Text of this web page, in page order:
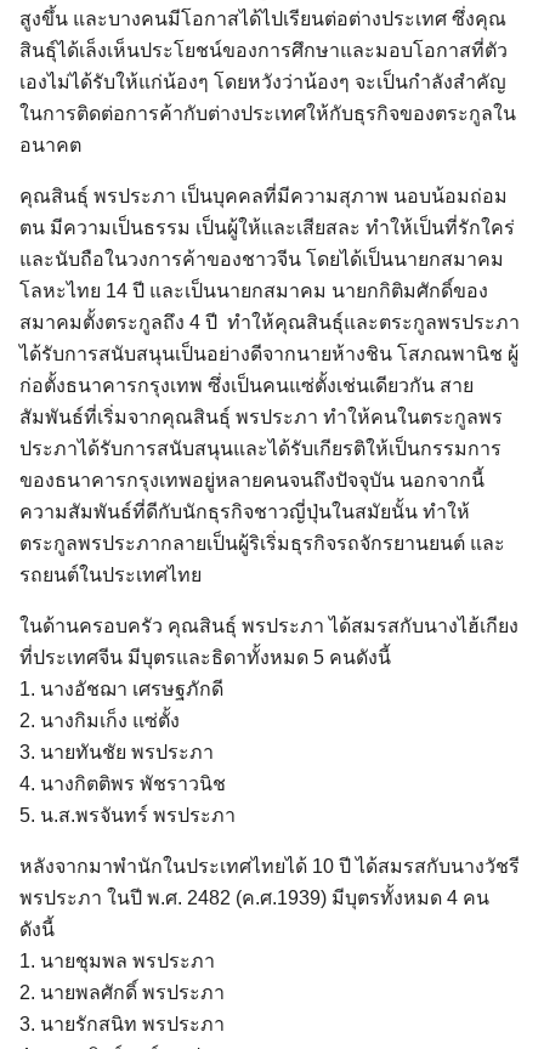
สูงขึ้น และบางคนมีโอกาสได้ไปเรียนต่อต่างประเทศ ซึ่งคุณ
สินธุ์ได้เล็งเห็นประโยชน์ของการศึกษาและมอบโอกาสที่ตัว
เองไม่ได้รับให้แก่น้องๆ โดยหวังว่าน้องๆ จะเป็นกำลังสำคัญ
ในการติดต่อการค้ากับต่างประเทศให้กับธุรกิจของตระกูลใน
อนาคต
คุณสินธุ์ พรประภา เป็นบุคคลที่มีความสุภาพ นอบน้อมถ่อม
ตน มีความเป็นธรรม เป็นผู้ให้และเสียสละ ทำให้เป็นที่รักใคร่
และนับถือในวงการค้าของชาวจีน โดยได้เป็นนายกสมาคม
โลหะไทย 14 ปี และเป็นนายกสมาคม นายกกิติมศักดิ์ของ
สมาคมตั้งตระกูลถึง 4 ปี ทำให้คุณสินธุ์และตระกูลพรประภา
ได้รับการสนับสนุนเป็นอย่างดีจากนายห้างชิน โสภณพานิช ผู้
ก่อตั้งธนาคารกรุงเทพ ซึ่งเป็นคนแซ่ตั้งเช่นเดียวกัน สาย
สัมพันธ์ที่เริ่มจากคุณสินธุ์ พรประภา ทำให้คนในตระกูลพร
ประภาได้รับการสนับสนุนและได้รับเกียรติให้เป็นกรรมการ
ของธนาคารกรุงเทพอยู่หลายคนจนถึงปัจจุบัน นอกจากนี้
ความสัมพันธ์ที่ดีกับนักธุรกิจชาวญี่ปุ่นในสมัยนั้น ทำให้
ตระกูลพรประภากลายเป็นผู้ริเริ่มธุรกิจรถจักรยานยนต์ และ
รถยนต์ในประเทศไทย
ในด้านครอบครัว คุณสินธุ์ พรประภา ได้สมรสกับนางไฮ้เกียง
ที่ประเทศจีน มีบุตรและธิดาทั้งหมด 5 คนดังนี้
1. นางอัชฌา เศรษฐภักดี
2. นางกิมเก็ง แซ่ตั้ง
3. นายทันชัย พรประภา
4. นางกิตติพร พัชราวนิช
5. น.ส.พรจันทร์ พรประภา
หลังจากมาพำนักในประเทศไทยได้ 10 ปี ได้สมรสกับนางวัชรี
พรประภา ในปี พ.ศ. 2482 (ค.ศ.1939) มีบุตรทั้งหมด 4 คน
ดังนี้
1. นายชุมพล พรประภา
2. นายพลศักดิ์ พรประภา
3. นายรักสนิท พรประภา